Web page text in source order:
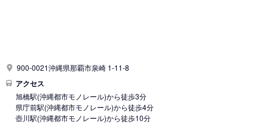
900-0021沖縄県那覇市泉崎 1-11-8
アクセス
旭橋駅(沖縄都市モノレール)から徒歩3分
県庁前駅(沖縄都市モノレール)から徒歩4分
壺川駅(沖縄都市モノレール)から徒歩10分